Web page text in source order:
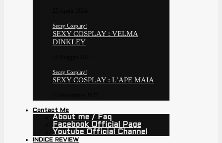
Secsy Cosplay!
SEXY COSPLAY : VELMA
DINKLEY
Secsy Cosplay!
SEXY COSPLAY : L’APE MAIA
Contact Me
About me / Faq
Facebook Official Page
Youtube Official Channel
INDICE REVIEW